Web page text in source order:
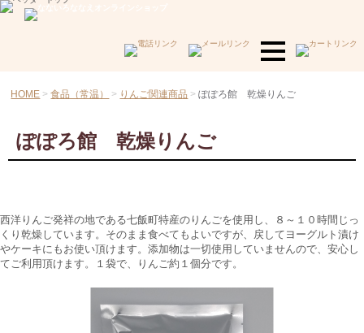
HOME 食品（常温） りんご関連商品 ぽぽろ館 乾燥りんご
ぽぽろ館 乾燥りんご
西洋りんご発祥の地である七飯町特産のりんごを使用し、８～１０時間じっ
くり乾燥しています。そのまま食べてもよいですが、戻してヨーグルト漬け
やケーキにもお使い頂けます。添加物は一切使用していませんので、安心し
てご利用頂けます。１袋で、りんご約１個分です。